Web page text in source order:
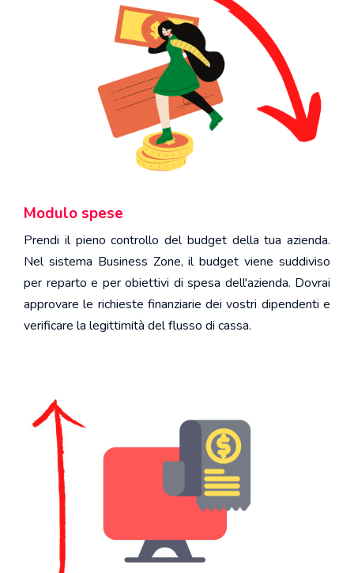
Modulo spese
Prendi il pieno controllo del budget della tua azienda.
Nel sistema Business Zone, il budget viene suddiviso
per reparto e per obiettivi di spesa dell'azienda. Dovrai
approvare le richieste finanziarie dei vostri dipendenti e
verificare la legittimità del flusso di cassa.